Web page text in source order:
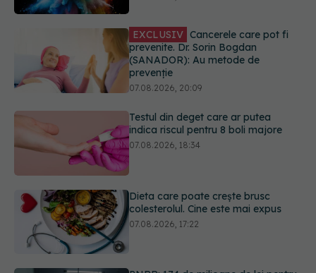
07.08.2026, 20:09
Testul din deget care ar putea
indica riscul pentru 8 boli majore
07.08.2026, 18:34
Dieta care poate crește brusc
colesterolul. Cine este mai expus
PNRR: 174 de milioane de lei pentru
sănătate într-o singură săptămână.